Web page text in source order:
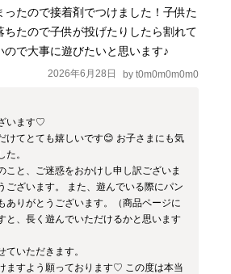
たので接着剤でつけました！子供た
たので子供が投げたりしたら割れて
で大事に遊びたいと思います♪
2026年6月28日 by t0m0m0m0m0
います♡
けてとても嬉しいです😊 お子さまにも気
た。
と、ご迷惑をおかけし申し訳ございま
ございます。 また、遊んでいる際にパン
ありがとうございます。（商品ページに
と、長く遊んでいただけるかと思います
ていただきます。
ますよう願っております♡ この度は本当